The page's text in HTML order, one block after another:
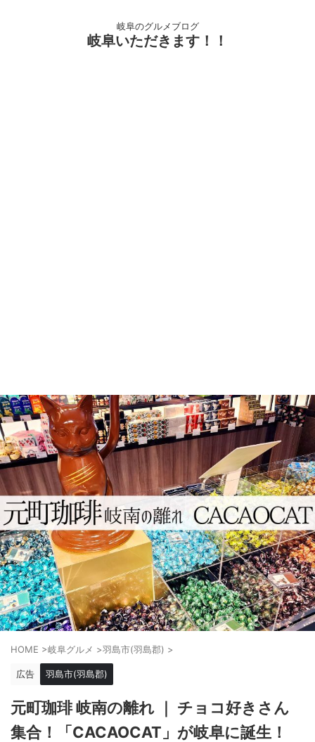
岐阜のグルメブログ
岐阜いただきます！！
HOME >岐阜グルメ >羽島市(羽島郡) >
広告 羽島市(羽島郡)
元町珈琲 岐南の離れ ｜ チョコ好きさん
集合！「CACAOCAT」が岐阜に誕生！